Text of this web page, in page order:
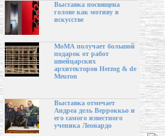
Выставка посвящена
голове как мотиву в
искусстве
МоМА получает большой
подарок от работ
швейцарских
архитекторов Herzog & de
Meuron
Выставка отмечает
Андреа дель Верроккьо и
его самого известного
ученика Леонардо